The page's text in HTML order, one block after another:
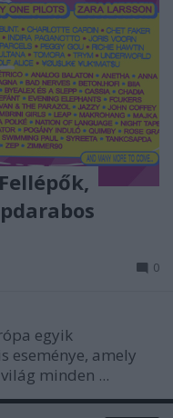
0
egyik
eseménye, amely
minden ...